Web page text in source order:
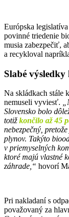
Európska
povinné triedenie
musia zabezpečiť,
a recykloval
Slabé
Na skládkach stále
nemuseli vyviesť.
Slovensko bolo
totižkončilo až 45
nebezpečný,
plynov. Takýto
v priemyselných
ktoré majú vlastné
záhrade,“ hovorí
Pri nakladaní s
považovaný za